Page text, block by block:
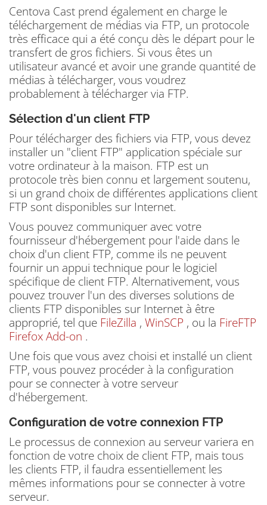
Centova Cast prend également en charge le
téléchargement de médias via FTP, un protocole
très efficace qui a été conçu dès le départ pour le
transfert de gros fichiers. Si vous êtes un
utilisateur avancé et avoir une grande quantité de
médias à télécharger, vous voudrez
probablement à télécharger via FTP.
Sélection d'un client FTP
Pour télécharger des fichiers via FTP, vous devez
installer un "client FTP" application spéciale sur
votre ordinateur à la maison. FTP est un
protocole très bien connu et largement soutenu,
si un grand choix de différentes applications client
FTP sont disponibles sur Internet.
Vous pouvez communiquer avec votre
fournisseur d'hébergement pour l'aide dans le
choix d'un client FTP, comme ils ne peuvent
fournir un appui technique pour le logiciel
spécifique de client FTP. Alternativement, vous
pouvez trouver l'un des diverses solutions de
clients FTP disponibles sur Internet à être
approprié, tel que FileZilla , WinSCP , ou la FireFTP
Firefox Add-on .
Une fois que vous avez choisi et installé un client
FTP, vous pouvez procéder à la configuration
pour se connecter à votre serveur
d'hébergement.
Configuration de votre connexion FTP
Le processus de connexion au serveur variera en
fonction de votre choix de client FTP, mais tous
les clients FTP, il faudra essentiellement les
mêmes informations pour se connecter à votre
serveur.